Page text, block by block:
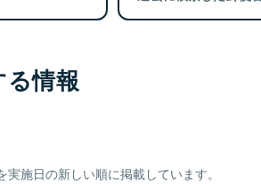
情報
施日の新しい順に掲載しています。